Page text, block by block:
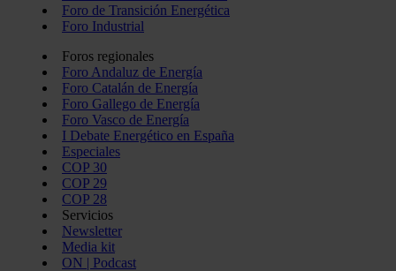
Foro de Transición Energética
Foro Industrial
Foros regionales
Foro Andaluz de Energía
Foro Catalán de Energía
Foro Gallego de Energía
Foro Vasco de Energía
I Debate Energético en España
Especiales
COP 30
COP 29
COP 28
Servicios
Newsletter
Media kit
ON | Podcast